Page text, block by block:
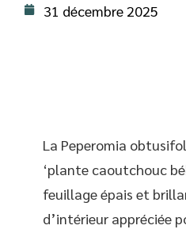
31 décembre 2025
La Peperomia
‘plante caoutchouc
feuillage épais et
d’intérieur appréciée